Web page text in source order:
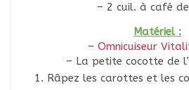
– 2 cuil. à café
Matériel :
– Omnicuiseur
– La petite cocotte de
1. Râpez les carottes et les